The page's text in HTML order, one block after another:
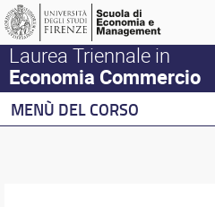
Laurea Triennale in
Economia Commercio
MENÙ DEL CORSO